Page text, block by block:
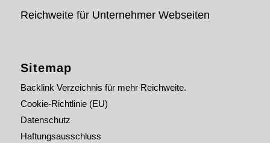
Reichweite für Unternehmer Webseiten
Sitemap
Backlink Verzeichnis für mehr Reichweite.
Cookie-Richtlinie (EU)
Datenschutz
Haftungsausschluss